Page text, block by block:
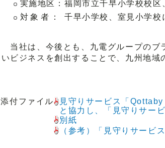
実施地区： 福岡市立千早小学校校区
対象者：
千早小学校、室見小学
当社は、今後とも、九電グループのブ
いビジネスを創出することで、九州地域
添付ファイル
見守りサービス「
と協力し、「見守りサー
別紙
（参考）「見守りサービ